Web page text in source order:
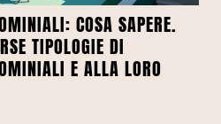
COSA SAPERE.
TIPOLOGIE DI
E ALLA LORO